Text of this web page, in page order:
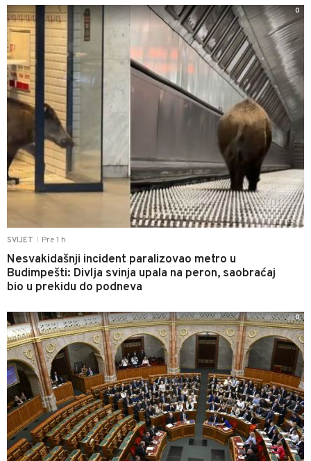
SVIJET Pre 1 h
Nesvakidašnji incident paralizovao metro u
Budimpešti: Divlja svinja upala na peron, saobraćaj
bio u prekidu do podneva
0
0